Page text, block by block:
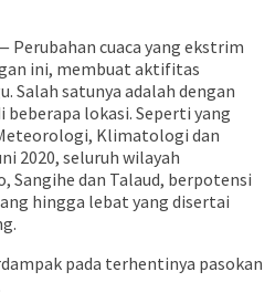
Perubahan cuaca yang ekstrim
ini, membuat aktifitas
Salah satunya adalah dengan
lokasi. Seperti yang
Klimatologi dan
2020, seluruh wilayah
Sangihe dan Talaud, berpotensi
hingga lebat yang disertai
pada terhentinya pasokan